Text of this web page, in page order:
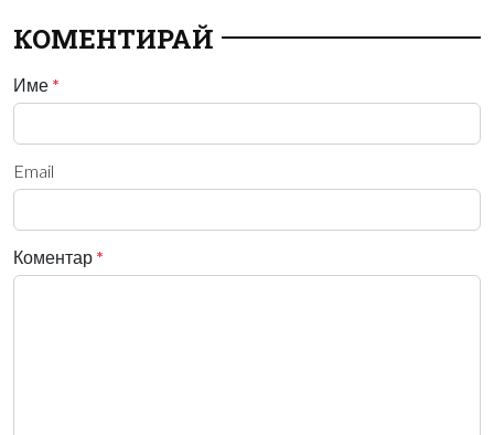
КОМЕНТИРАЙ
Име *
Email
Коментар *